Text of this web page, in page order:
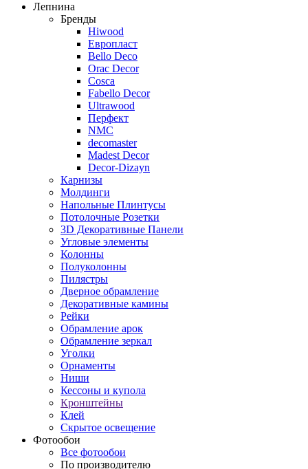
Лепнина
Бренды
Hiwood
Европласт
Bello Deco
Orac Decor
Cosca
Fabello Decor
Ultrawood
Перфект
NMC
decomaster
Madest Decor
Decor-Dizayn
Карнизы
Молдинги
Напольные Плинтусы
Потолочные Розетки
3D Декоративные Панели
Угловые элементы
Колонны
Полуколонны
Пилястры
Дверное обрамление
Декоративные камины
Рейки
Обрамление арок
Обрамление зеркал
Уголки
Орнаменты
Ниши
Кессоны и купола
Кронштейны
Клей
Скрытое освещение
Фотообои
Все фотообои
По производителю